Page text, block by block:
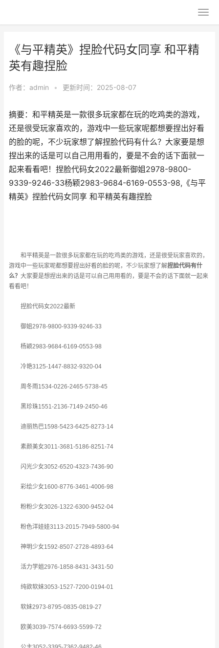
《与平精英》捏脸代码女同享 和平精
英有趣捏脸
作者： admin • 更新时间：2025-08-07
摘要：和平精英是一款很多玩家都在玩的吃鸡类的游戏，
还是很受玩家喜欢的，游戏中一些玩家呢都想要捏出好看
的脸的呢，不少玩家想了解捏脸代码有什么？大家要是想
捏出来的话是可以自己用用看的，要是不会的话下面就一
起来看看吧！捏脸代码女2022最新御姐2978-9800-
9339-9246-33杨颖2983-9684-6169-0553-98,《与平
精英》捏脸代码女同享 和平精英有趣捏脸
和平精英是一款很多玩家都在玩的吃鸡类的游戏，还是很受玩家喜欢的，
游戏中一些玩家呢都想要捏出好看的脸的呢，不少玩家想了解捏脸代码有什
么？ 大家要是想捏出来的话是可以自己用用看的，要是不会的话下面就一起来
看看吧！
捏脸代码女2022最新
御姐2978-9800-9339-9246-33
杨颖2983-9684-6169-0553-98
冷艳3125-1447-8832-9320-04
周冬雨1534-0226-2465-5738-45
黑珍珠1551-2136-7149-2450-46
迪丽热巴1598-5423-6425-8273-14
素颜美女3011-3681-5186-8251-74
闪光少女3052-6520-4323-7436-90
彩绘少女1600-8776-3461-4006-98
粉粉少女3026-1322-6300-9452-04
粉色洋娃娃3113-2015-7949-5800-94
神明少女1592-8507-2728-4893-64
活力学姐2976-1858-8431-3431-50
纯欲软妹3053-1527-7200-0194-01
软妹2973-8795-0835-0819-27
欧美3039-7574-6693-5599-72